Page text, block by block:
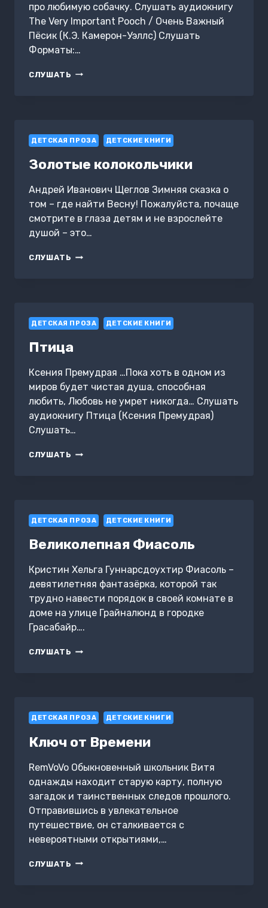
про любимую собачку. Слушать аудиокнигу
The Very Important Pooch / Очень Важный
Пёсик (К.Э. Камерон-Уэллс) Слушать
Форматы:…
СЛУШАТЬ THE
ВАЖНЫЙ
ДЕТСКАЯ ПРОЗА ДЕТСКИЕ КНИГИ
Золотые колокольчики
Андрей Иванович Щеглов Зимняя сказка о
том – где найти Весну! Пожалуйста, почаще
смотрите в глаза детям и не взрослейте
душой – это…
СЛУШАТЬ ЗОЛОТЫЕ
ДЕТСКАЯ ПРОЗА ДЕТСКИЕ КНИГИ
Птица
Ксения Премудрая …Пока хоть в одном из
миров будет чистая душа, способная
любить, Любовь не умрет никогда… Слушать
аудиокнигу Птица (Ксения Премудрая)
Слушать…
СЛУШАТЬ ПТИЦА
ДЕТСКАЯ ПРОЗА ДЕТСКИЕ КНИГИ
Великолепная Фиасоль
Кристин Хельга Гуннарсдоухтир Фиасоль –
девятилетняя фантазёрка, которой так
трудно навести порядок в своей комнате в
доме на улице Грайналюнд в городке
Грасабайр….
СЛУШАТЬ ВЕЛИКОЛЕПНАЯ
ДЕТСКАЯ ПРОЗА ДЕТСКИЕ КНИГИ
Ключ от Времени
RemVoVo Обыкновенный школьник Витя
однажды находит старую карту, полную
загадок и таинственных следов прошлого.
Отправившись в увлекательное
путешествие, он сталкивается с
невероятными открытиями,…
СЛУШАТЬ КЛЮЧ